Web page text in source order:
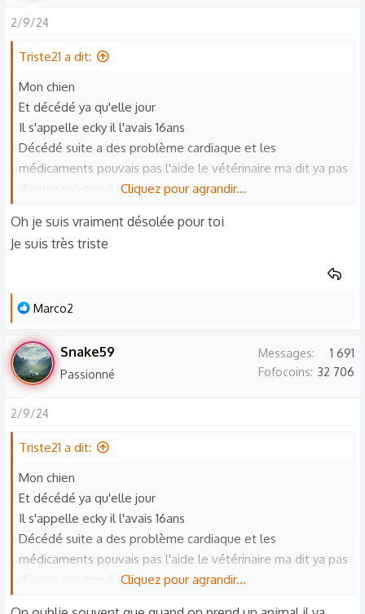
c
o
n
s
:
2/9/24
Triste21 a dit:
Mon chien
Et décédé ya qu'elle jour
Il s'appelle ecky il l'avais 16ans
Décédé suite a des problème cardiaque et les
médicaments pouvais pas l'aide le vétérinaire ma dit ya pas
d'autre solution il long pique
Il me manque tellement que j'ai envie pleure
🥹 S'était toute ma vie mon pauvre amour j'ai pas pu lui
pardonne
Sache que je l'aime toute mon cœur que je suis désolée et
que je l'oublirais jamais
Cliquez pour agrandir...
Oh je suis vraiment désolée pour toi
Je suis très triste
L
s
r
é
c
o
n
s
:
Marco2
Snake59
Passionné
Messages
1 691
Fofocoins 32 706
2/9/24
Triste21 a dit:
Mon chien
Et décédé ya qu'elle jour
Il s'appelle ecky il l'avais 16ans
Décédé suite a des problème cardiaque et les
médicaments pouvais pas l'aide le vétérinaire ma dit ya pas
d'autre solution il long piqueCliquez pour agrandir...